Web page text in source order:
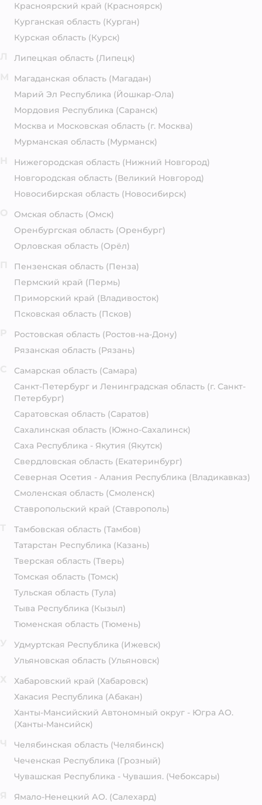
Красноярский край (Красноярск)
Курганская область (Курган)
Курская область (Курск)
Липецкая область (Липецк)
Магаданская область (Магадан)
Марий Эл Республика (Йошкар-Ола)
Мордовия Республика (Саранск)
Москва и Московская область (г. Москва)
Мурманская область (Мурманск)
Нижегородская область (Нижний Новгород)
Новгородская область (Великий Новгород)
Новосибирская область (Новосибирск)
Омская область (Омск)
Оренбургская область (Оренбург)
Орловская область (Орёл)
Пензенская область (Пенза)
Пермский край (Пермь)
Приморский край (Владивосток)
Псковская область (Псков)
Ростовская область (Ростов-на-Дону)
Рязанская область (Рязань)
Самарская область (Самара)
Санкт-Петербург и Ленинградская область (г. Санкт-
Петербург)
Саратовская область (Саратов)
Сахалинская область (Южно-Сахалинск)
Саха Республика - Якутия (Якутск)
Свердловская область (Екатеринбург)
Северная Осетия - Алания Республика (Владикавказ)
Смоленская область (Смоленск)
Ставропольский край (Ставрополь)
Тамбовская область (Тамбов)
Татарстан Республика (Казань)
Тверская область (Тверь)
Томская область (Томск)
Тульская область (Тула)
Тыва Республика (Кызыл)
Тюменская область (Тюмень)
Удмуртская Республика (Ижевск)
Ульяновская область (Ульяновск)
Хабаровский край (Хабаровск)
Хакасия Республика (Абакан)
Ханты-Мансийский Автономный округ - Югра АО.
(Ханты-Мансийск)
Челябинская область (Челябинск)
Чеченская Республика (Грозный)
Чувашская Республика - Чувашия. (Чебоксары)
Ямало-Ненецкий АО. (Салехард)